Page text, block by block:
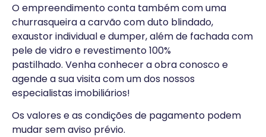
O empreendimento conta também com uma
churrasqueira a carvão com duto blindado,
exaustor individual e dumper, além de fachada com
pele de vidro e revestimento 100%
pastilhado. Venha conhecer a obra conosco e
agende a sua visita com um dos nossos
especialistas imobiliários!
Os valores e as condições de pagamento podem
mudar sem aviso prévio.